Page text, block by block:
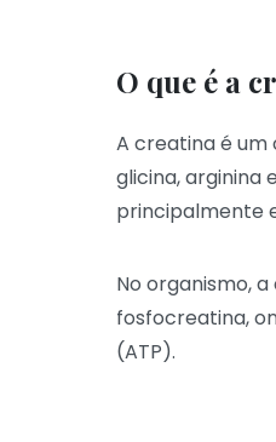
O que é a
A creatina é
glicina, arginina
principalmente
No organismo,
fosfocreatina,
(ATP).